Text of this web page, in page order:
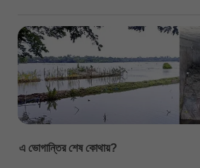
এ ভোগান্তির শেষ কোথায়?